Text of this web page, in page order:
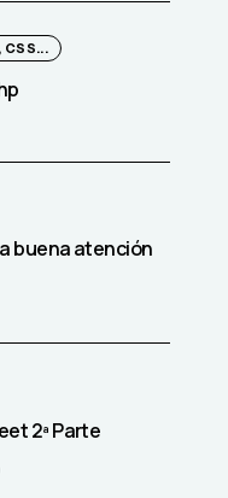
CSS...
buena atención
2ª Parte